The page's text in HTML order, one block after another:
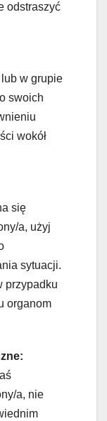
odstraszyć
w grupie
swoich
wokół
się
a, użyj
sytuacji.
przypadku
organom
a, nie